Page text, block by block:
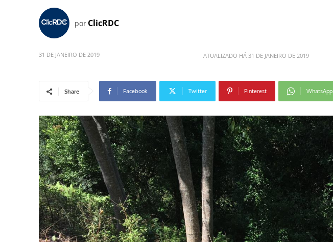
por ClicRDC
31 DE JANEIRO DE 2019 ATUALIZADO HÁ 31 DE JANEIRO DE 2019
Share Facebook Twitter Pinterest WhatsApp